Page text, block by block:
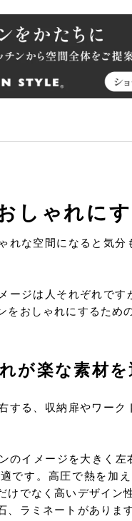
しゃれに
れな空間になると気
ージは人それぞれで
をおしゃれにするため
が楽な素材を
する、収納扉やワー
のイメージを大きく
です。高圧で熱を加
けでなく高いデザイン
、ラミネートがあります